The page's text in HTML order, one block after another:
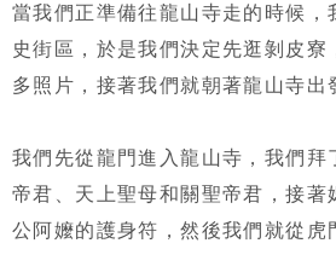
當我們正準備往龍山寺走的時候，
史街區，於是我們決定先逛剝皮寮
多照片，接著我們就朝著龍山寺出
我們先從龍門進入龍山寺，我們拜
帝君、天上聖母和關聖帝君，接著
公阿嬤的護身符，然後我們就從虎